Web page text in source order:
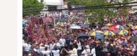
MULTIMEDIA
IMPRESO